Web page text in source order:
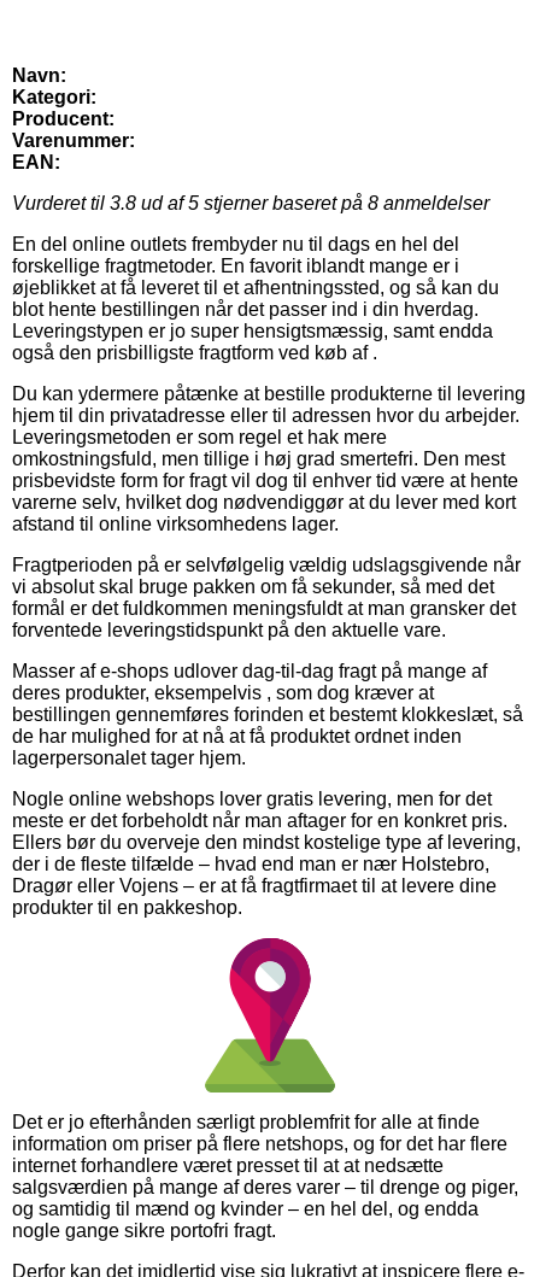
Navn:
Kategori:
Producent:
Varenummer:
EAN:
Vurderet til 3.8 ud af 5 stjerner baseret på 8 anmeldelser
En del online outlets frembyder nu til dags en hel del
forskellige fragtmetoder. En favorit iblandt mange er i
øjeblikket at få leveret til et afhentningssted, og så kan du
blot hente bestillingen når det passer ind i din hverdag.
Leveringstypen er jo super hensigtsmæssig, samt endda
også den prisbilligste fragtform ved køb af .
Du kan ydermere påtænke at bestille produkterne til levering
hjem til din privatadresse eller til adressen hvor du arbejder.
Leveringsmetoden er som regel et hak mere
omkostningsfuld, men tillige i høj grad smertefri. Den mest
prisbevidste form for fragt vil dog til enhver tid være at hente
varerne selv, hvilket dog nødvendiggør at du lever med kort
afstand til online virksomhedens lager.
Fragtperioden på er selvfølgelig vældig udslagsgivende når
vi absolut skal bruge pakken om få sekunder, så med det
formål er det fuldkommen meningsfuldt at man gransker det
forventede leveringstidspunkt på den aktuelle vare.
Masser af e-shops udlover dag-til-dag fragt på mange af
deres produkter, eksempelvis , som dog kræver at
bestillingen gennemføres forinden et bestemt klokkeslæt, så
de har mulighed for at nå at få produktet ordnet inden
lagerpersonalet tager hjem.
Nogle online webshops lover gratis levering, men for det
meste er det forbeholdt når man aftager for en konkret pris.
Ellers bør du overveje den mindst kostelige type af levering,
der i de fleste tilfælde – hvad end man er nær Holstebro,
Dragør eller Vojens – er at få fragtfirmaet til at levere dine
produkter til en pakkeshop.
Det er jo efterhånden særligt problemfrit for alle at finde
information om priser på flere netshops, og for det har flere
internet forhandlere været presset til at at nedsætte
salgsværdien på mange af deres varer – til drenge og piger,
og samtidig til mænd og kvinder – en hel del, og endda
nogle gange sikre portofri fragt.
Derfor kan det imidlertid vise sig lukrativt at inspicere flere e-